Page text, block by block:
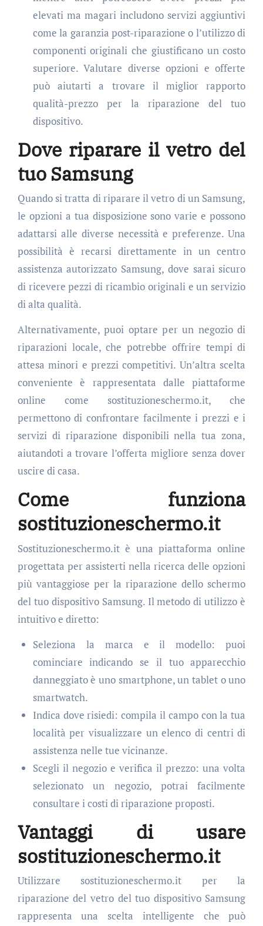
elevati ma magari includono servizi aggiuntivi
come la garanzia post-riparazione o l’utilizzo di
componenti originali che giustificano un costo
superiore. Valutare diverse opzioni e offerte
può aiutarti a trovare il miglior rapporto
qualità-prezzo per la riparazione del tuo
dispositivo.
Dove riparare il vetro del
tuo Samsung
Quando si tratta di riparare il vetro di un Samsung,
le opzioni a tua disposizione sono varie e possono
adattarsi alle diverse necessità e preferenze. Una
possibilità è recarsi direttamente in un centro
assistenza autorizzato Samsung, dove sarai sicuro
di ricevere pezzi di ricambio originali e un servizio
di alta qualità.
Alternativamente, puoi optare per un negozio di
riparazioni locale, che potrebbe offrire tempi di
attesa minori e prezzi competitivi. Un’altra scelta
conveniente è rappresentata dalle piattaforme
online come sostituzioneschermo.it, che
permettono di confrontare facilmente i prezzi e i
servizi di riparazione disponibili nella tua zona,
aiutandoti a trovare l’offerta migliore senza dover
uscire di casa.
Come funziona
sostituzioneschermo.it
Sostituzioneschermo.it è una piattaforma online
progettata per assisterti nella ricerca delle opzioni
più vantaggiose per la riparazione dello schermo
del tuo dispositivo Samsung. Il metodo di utilizzo è
intuitivo e diretto:
Seleziona la marca e il modello: puoi
cominciare indicando se il tuo apparecchio
danneggiato è uno smartphone, un tablet o uno
smartwatch.
Indica dove risiedi: compila il campo con la tua
località per visualizzare un elenco di centri di
assistenza nelle tue vicinanze.
Scegli il negozio e verifica il prezzo: una volta
selezionato un negozio, potrai facilmente
consultare i costi di riparazione proposti.
Vantaggi di usare
sostituzioneschermo.it
Utilizzare sostituzioneschermo.it per la
riparazione del vetro del tuo dispositivo Samsung
rappresenta una scelta intelligente che può